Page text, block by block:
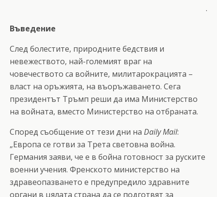
.
Въведение
След болестите, природните бедствия и
невежеството, най-големият враг на
човечеството са войните, милитарокрацията –
власт на оръжията, на въоръжаването. Сега
президентът Тръмп реши да има Министерство
на войната, вместо Министерство на отбраната.
Според съобщение от тези дни на Daily Mail:
„Европа се готви за Трета световна война.
Германия заяви, че е в бойна готовност за руските
военни учения. Френското министерство на
здравеопазването е предупредило здравните
органи в цялата страна да се подготвят за